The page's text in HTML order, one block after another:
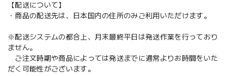
【配送について】
・商品の配送先は、日本国内の住所のみご利用いただけます。
※配送システムの都合上、月末最終平日は発送作業を行っており
ません。
ご注文時期や商品によっては発送までに通常よりお時間をいた
だく可能性がございます。